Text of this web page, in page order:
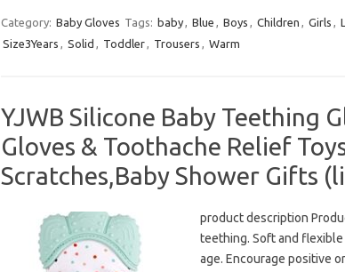
Category: Baby Gloves Tags: baby, Blue , Boys , Children , Girls ,
Size3Years , Solid , Toddler, Trousers , Warm
YJWB Silicone Baby Teething
Gloves & Toothache Relief
Scratches,Baby Shower Gifts
product description
teething. Soft and
age. Encourage positive